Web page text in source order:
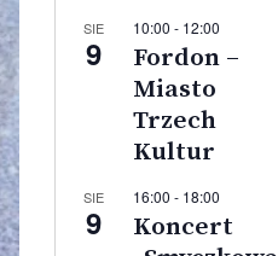
SIE
9
10:00 - 12:00
Fordon –
Miasto
Trzech
Kultur
SIE
9
16:00 - 18:00
Koncert